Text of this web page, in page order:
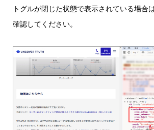
トグルが閉じた状態で表示されている場合
確認してください。